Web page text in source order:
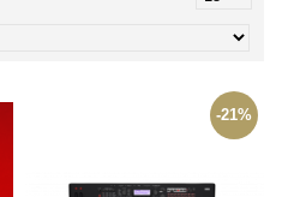
-21%